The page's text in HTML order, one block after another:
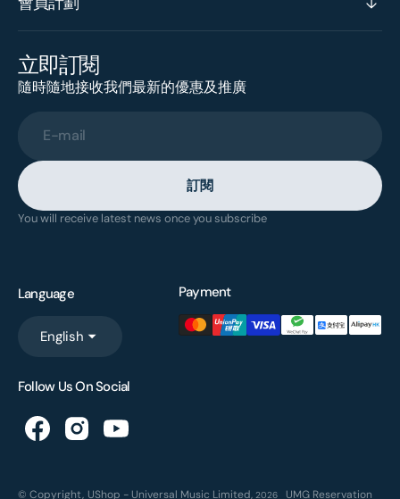
立即訂閱
隨時隨地接收我們最新的優惠及推廣
E-mail
訂閱
You will receive latest news once you subscribe
Language
English
Payment
Follow Us On Social
© Copyright, UShop - Universal Music Limited, 2026 UMG Reservation